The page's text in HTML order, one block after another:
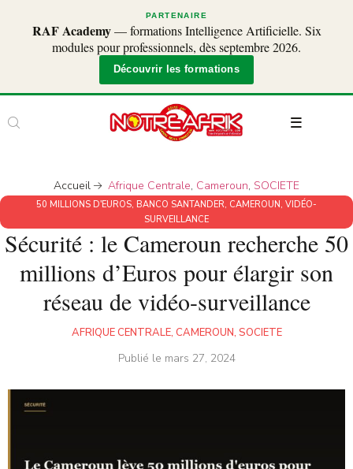
PARTENAIRE
RAF Academy— formations Intelligence Artificielle. Six
modules pour professionnels, dès septembre 2026.
Découvrir les formations
Accueil Afrique Centrale, Cameroun, SOCIETE
50 MILLIONS D'EUROS, BANCO SANTANDER, CAMEROUN, VIDÉO-
SURVEILLANCE
Sécurité : le Cameroun recherche 50
millions d’Euros pour élargir son
réseau de vidéo-surveillance
AFRIQUE CENTRALE, CAMEROUN, SOCIETE
Publié le mars 27, 2024